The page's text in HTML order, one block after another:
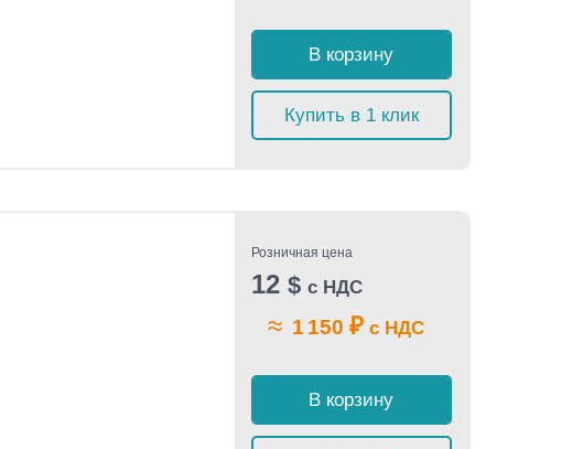
В корзину
Купить в 1 клик
Розничная цена
12 $ с НДС
≈ 1 150 ₽с НДС
В корзину